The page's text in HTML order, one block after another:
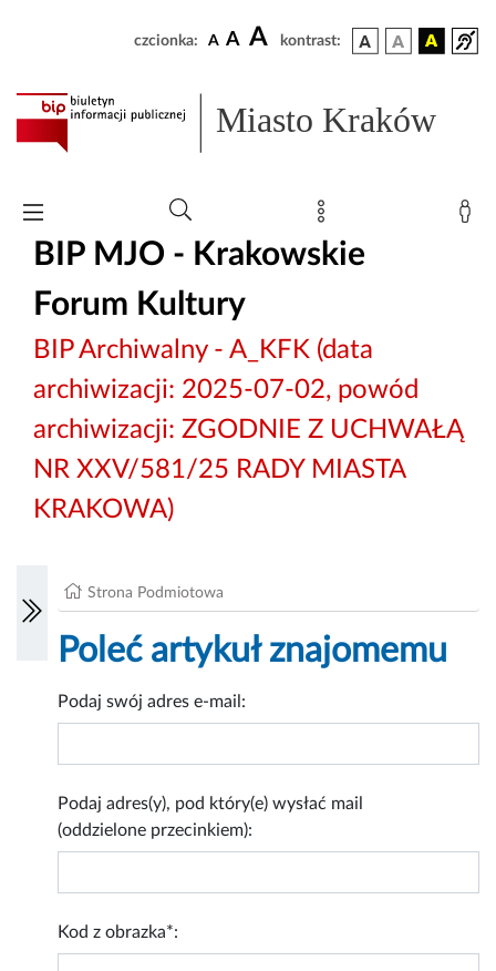
czcionka: A A A kontrast:
Miasto Kraków
BIP MJO - Krakowskie
Forum Kultury
BIP Archiwalny - A_KFK (data
archiwizacji: 2025-07-02, powód
archiwizacji: ZGODNIE Z UCHWAŁĄ
NR XXV/581/25 RADY MIASTA
KRAKOWA)
Strona Podmiotowa
Poleć artykuł znajomemu
Podaj swój adres e-mail:
Podaj adres(y), pod który(e) wysłać mail
(oddzielone przecinkiem):
Kod z obrazka*: